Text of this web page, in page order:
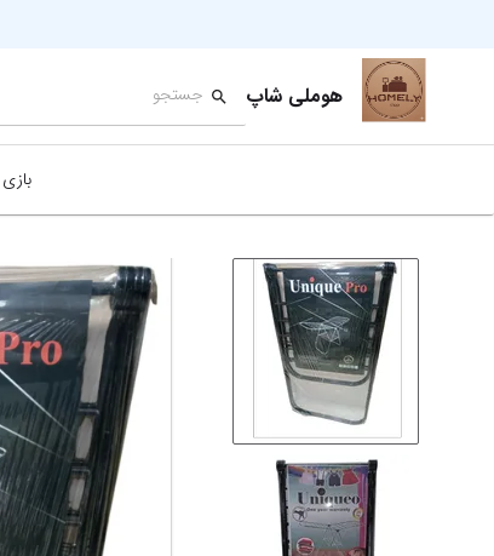
هوملی شاپ